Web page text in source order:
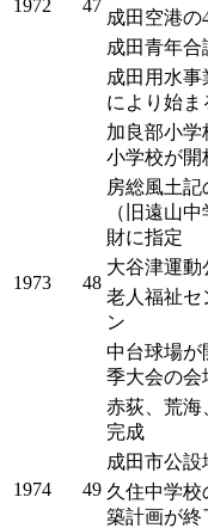
1972 47
成田空港の
成田青年合
成田用水
により始ま
1973 48
加良部小学
小学校が開
房総風土
（旧遠山
財に指定
大谷津運動
老人福祉セ
ン
中台球場が
季大会の会
赤荻、荒海
完成
1974 49
成田市公
久住中学校
築計画が終